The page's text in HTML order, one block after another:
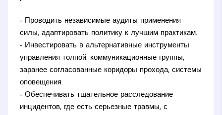
- Проводить независимые аудиты применения
силы, адаптировать политику к лучшим практикам.
- Инвестировать в альтернативные инструменты
управления толпой: коммуникационные группы,
заранее согласованные коридоры прохода, системы
оповещения.
- Обеспечивать тщательное расследование
инцидентов, где есть серьезные травмы, с